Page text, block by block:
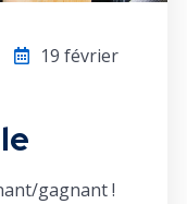
19 février
gagnant !